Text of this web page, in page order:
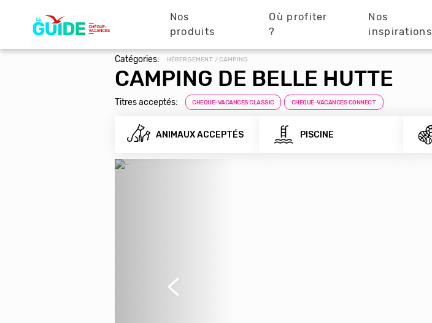
principale
Nos
produits
Où profiter
?
Nos
inspirations
Catégories: HÉBERGEMENT / CAMPING
CAMPING DE BELLE HUTTE
Titres acceptés: CHEQUE-VACANCES CLASSIC CHEQUE-VACANCES CONNECT
ANIMAUX ACCEPTÉS PISCINE
Précédent